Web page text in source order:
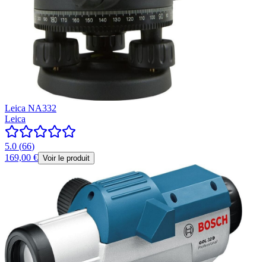
Leica NA332
Leica
5.0 (66)
169,00 € Voir le produit